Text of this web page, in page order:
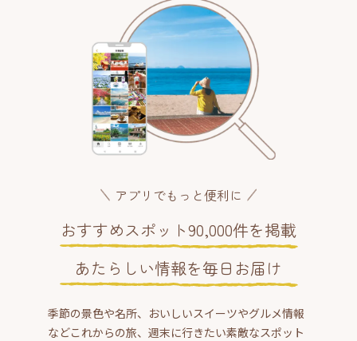
アプリでもっと便利に
おすすめスポット90,000件を掲載
あたらしい情報を毎日お届け
季節の景色や名所、おいしいスイーツやグルメ情報
などこれからの旅、週末に行きたい素敵なスポット